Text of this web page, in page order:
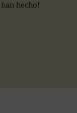
hecho!